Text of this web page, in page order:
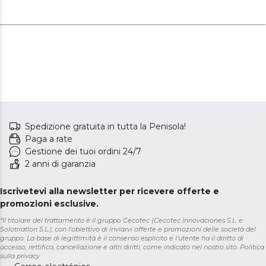
Spedizione gratuita in tutta la Penisola!
Paga a rate
Gestione dei tuoi ordini 24/7
2 anni di garanzia
Iscrivetevi alla newsletter per ricevere offerte e
promozioni esclusive.
*Il titolare del trattamento è il gruppo Cecotec (Cecotec Innovaciones S.L. e
Solotriatlon S.L.), con l'obiettivo di inviarvi offerte e promozioni delle società del
gruppo. La base di legittimità è il consenso esplicito e l'utente ha il diritto di
accesso, rettifica, cancellazione e altri diritti, come indicato nel nostro sito. Politica
sulla privacy